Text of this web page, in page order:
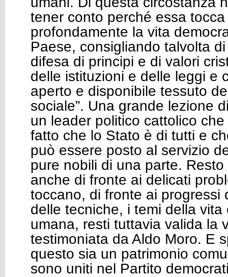
tener conto perché essa
profondamente la vita
Paese, consigliando talvolta
difesa di principi e di valori
delle istituzioni e delle leggi e
aperto e disponibile tessuto
sociale”. Una grande lezione
un leader politico cattolico
fatto che lo Stato è di tutti e
può essere posto al servizio
pure nobili di una parte.
anche di fronte ai delicati
toccano, di fronte ai progressi
delle tecniche, i temi della vita
umana, resti tuttavia valida la
testimoniata da Aldo Moro. E
questo sia un patrimonio
sono uniti nel Partito